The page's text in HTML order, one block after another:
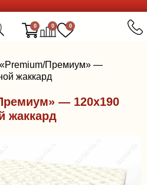
0 0 0
Премиум» —
жаккард
— 120x190
жаккард